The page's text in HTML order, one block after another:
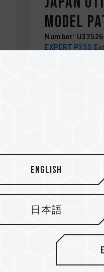
Model
Number:
EXPERT P35S
Aug / 2025
Editor’s
Tech4Gamers
XTREEM ARGB
English
日本語